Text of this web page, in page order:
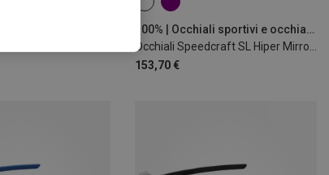
100% | Occhiali sportivi e occhiali da sole sportivi
153,70 €